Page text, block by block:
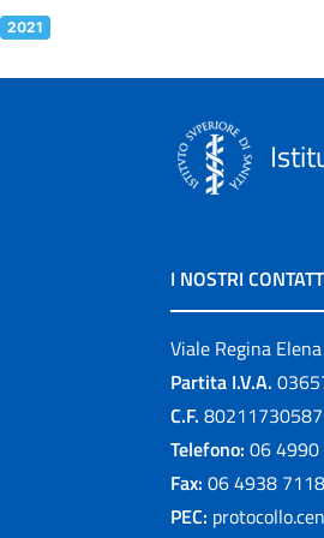
2021
I NOSTRI
Viale Regina
Partita I.V.A.
C.F. 80211730587
Telefono: 06 4990
Fax: 06 4938 7118
PEC: